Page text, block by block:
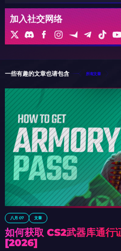
加入社交网络
一些有趣的文章也请包含 所有文章
八月 07 文章
如何获取 CS2武器库通行
[2026]